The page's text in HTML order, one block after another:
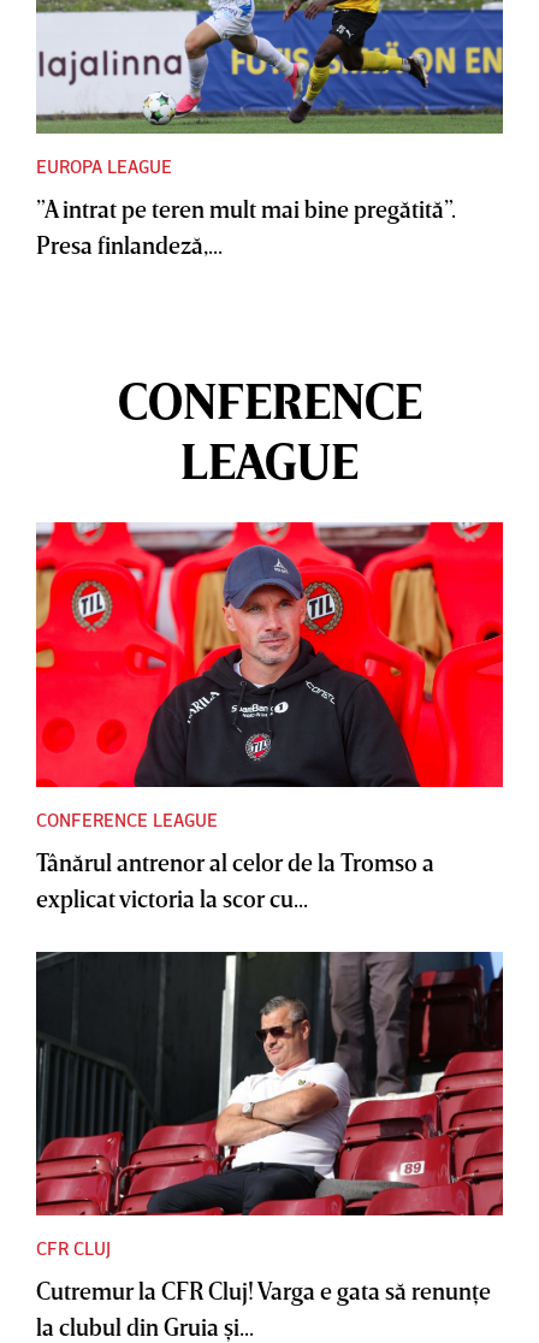
EUROPA LEAGUE
”A intrat pe teren mult mai bine pregătită”.
Presa finlandeză,...
CONFERENCE
LEAGUE
CONFERENCE LEAGUE
Tânărul antrenor al celor de la Tromso a
explicat victoria la scor cu...
CFR CLUJ
Cutremur la CFR Cluj! Varga e gata să renunţe
la clubul din Gruia şi...